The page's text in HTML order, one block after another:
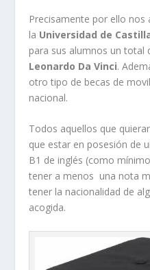
Precisamente por ello nos
la Universidad de
para sus alumnos un total
Leonardo Da Vinci.
otro tipo de becas de
nacional.
Todos aquellos que
que estar en posesión de
B1 de inglés (como
tener a menos una nota
tener la nacionalidad de
acogida.